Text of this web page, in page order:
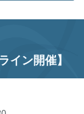
ン開催】